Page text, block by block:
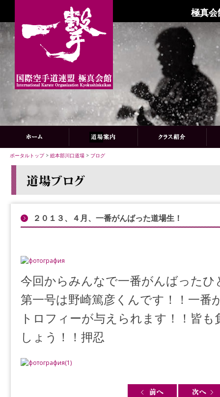
極真会
ポータルトップ> 総本部川口道場 > ブログ
２０１３、４月、一番がんばった道場生！
今回からみんなで一番がんばった
第一号は野崎篤彦くんです！！一番
トロフィーが与えられます！！皆
しょう！！押忍